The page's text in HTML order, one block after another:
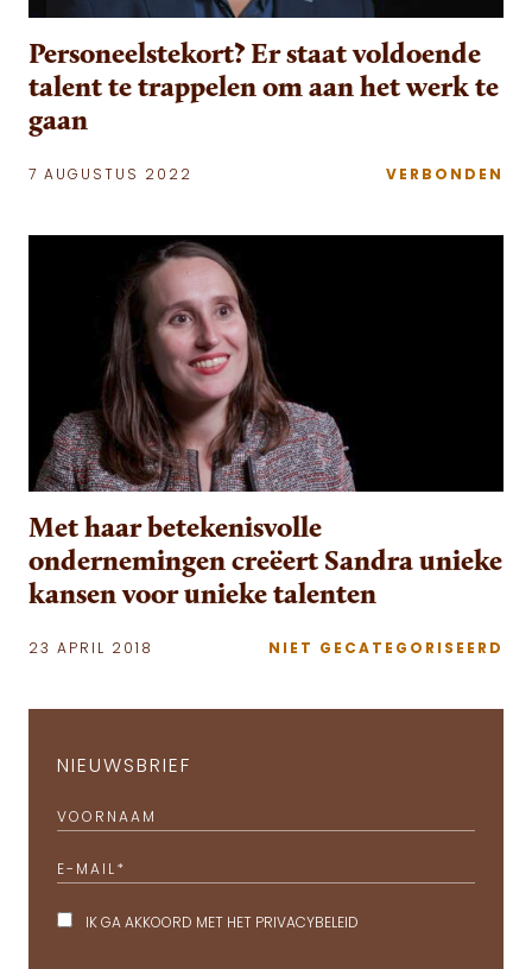
Personeelstekort? Er staat voldoende
talent te trappelen om aan het werk te
gaan
7 AUGUSTUS 2022 VERBONDEN
Met haar betekenisvolle
ondernemingen creëert Sandra unieke
kansen voor unieke talenten
23 APRIL 2018 NIET GECATEGORISEERD
NIEUWSBRIEF
VOORNAAM
E-MAIL *
IK GA AKKOORD MET HET PRIVACYBELEID